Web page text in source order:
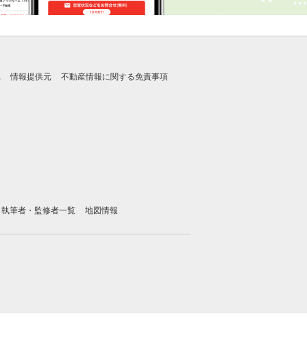
情報提供元 不動産情報に関する免責事項
執筆者・監修者一覧 地図情報